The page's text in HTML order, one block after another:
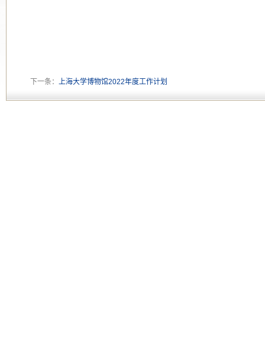
下一条： 上海大学博物馆2022年度工作计划